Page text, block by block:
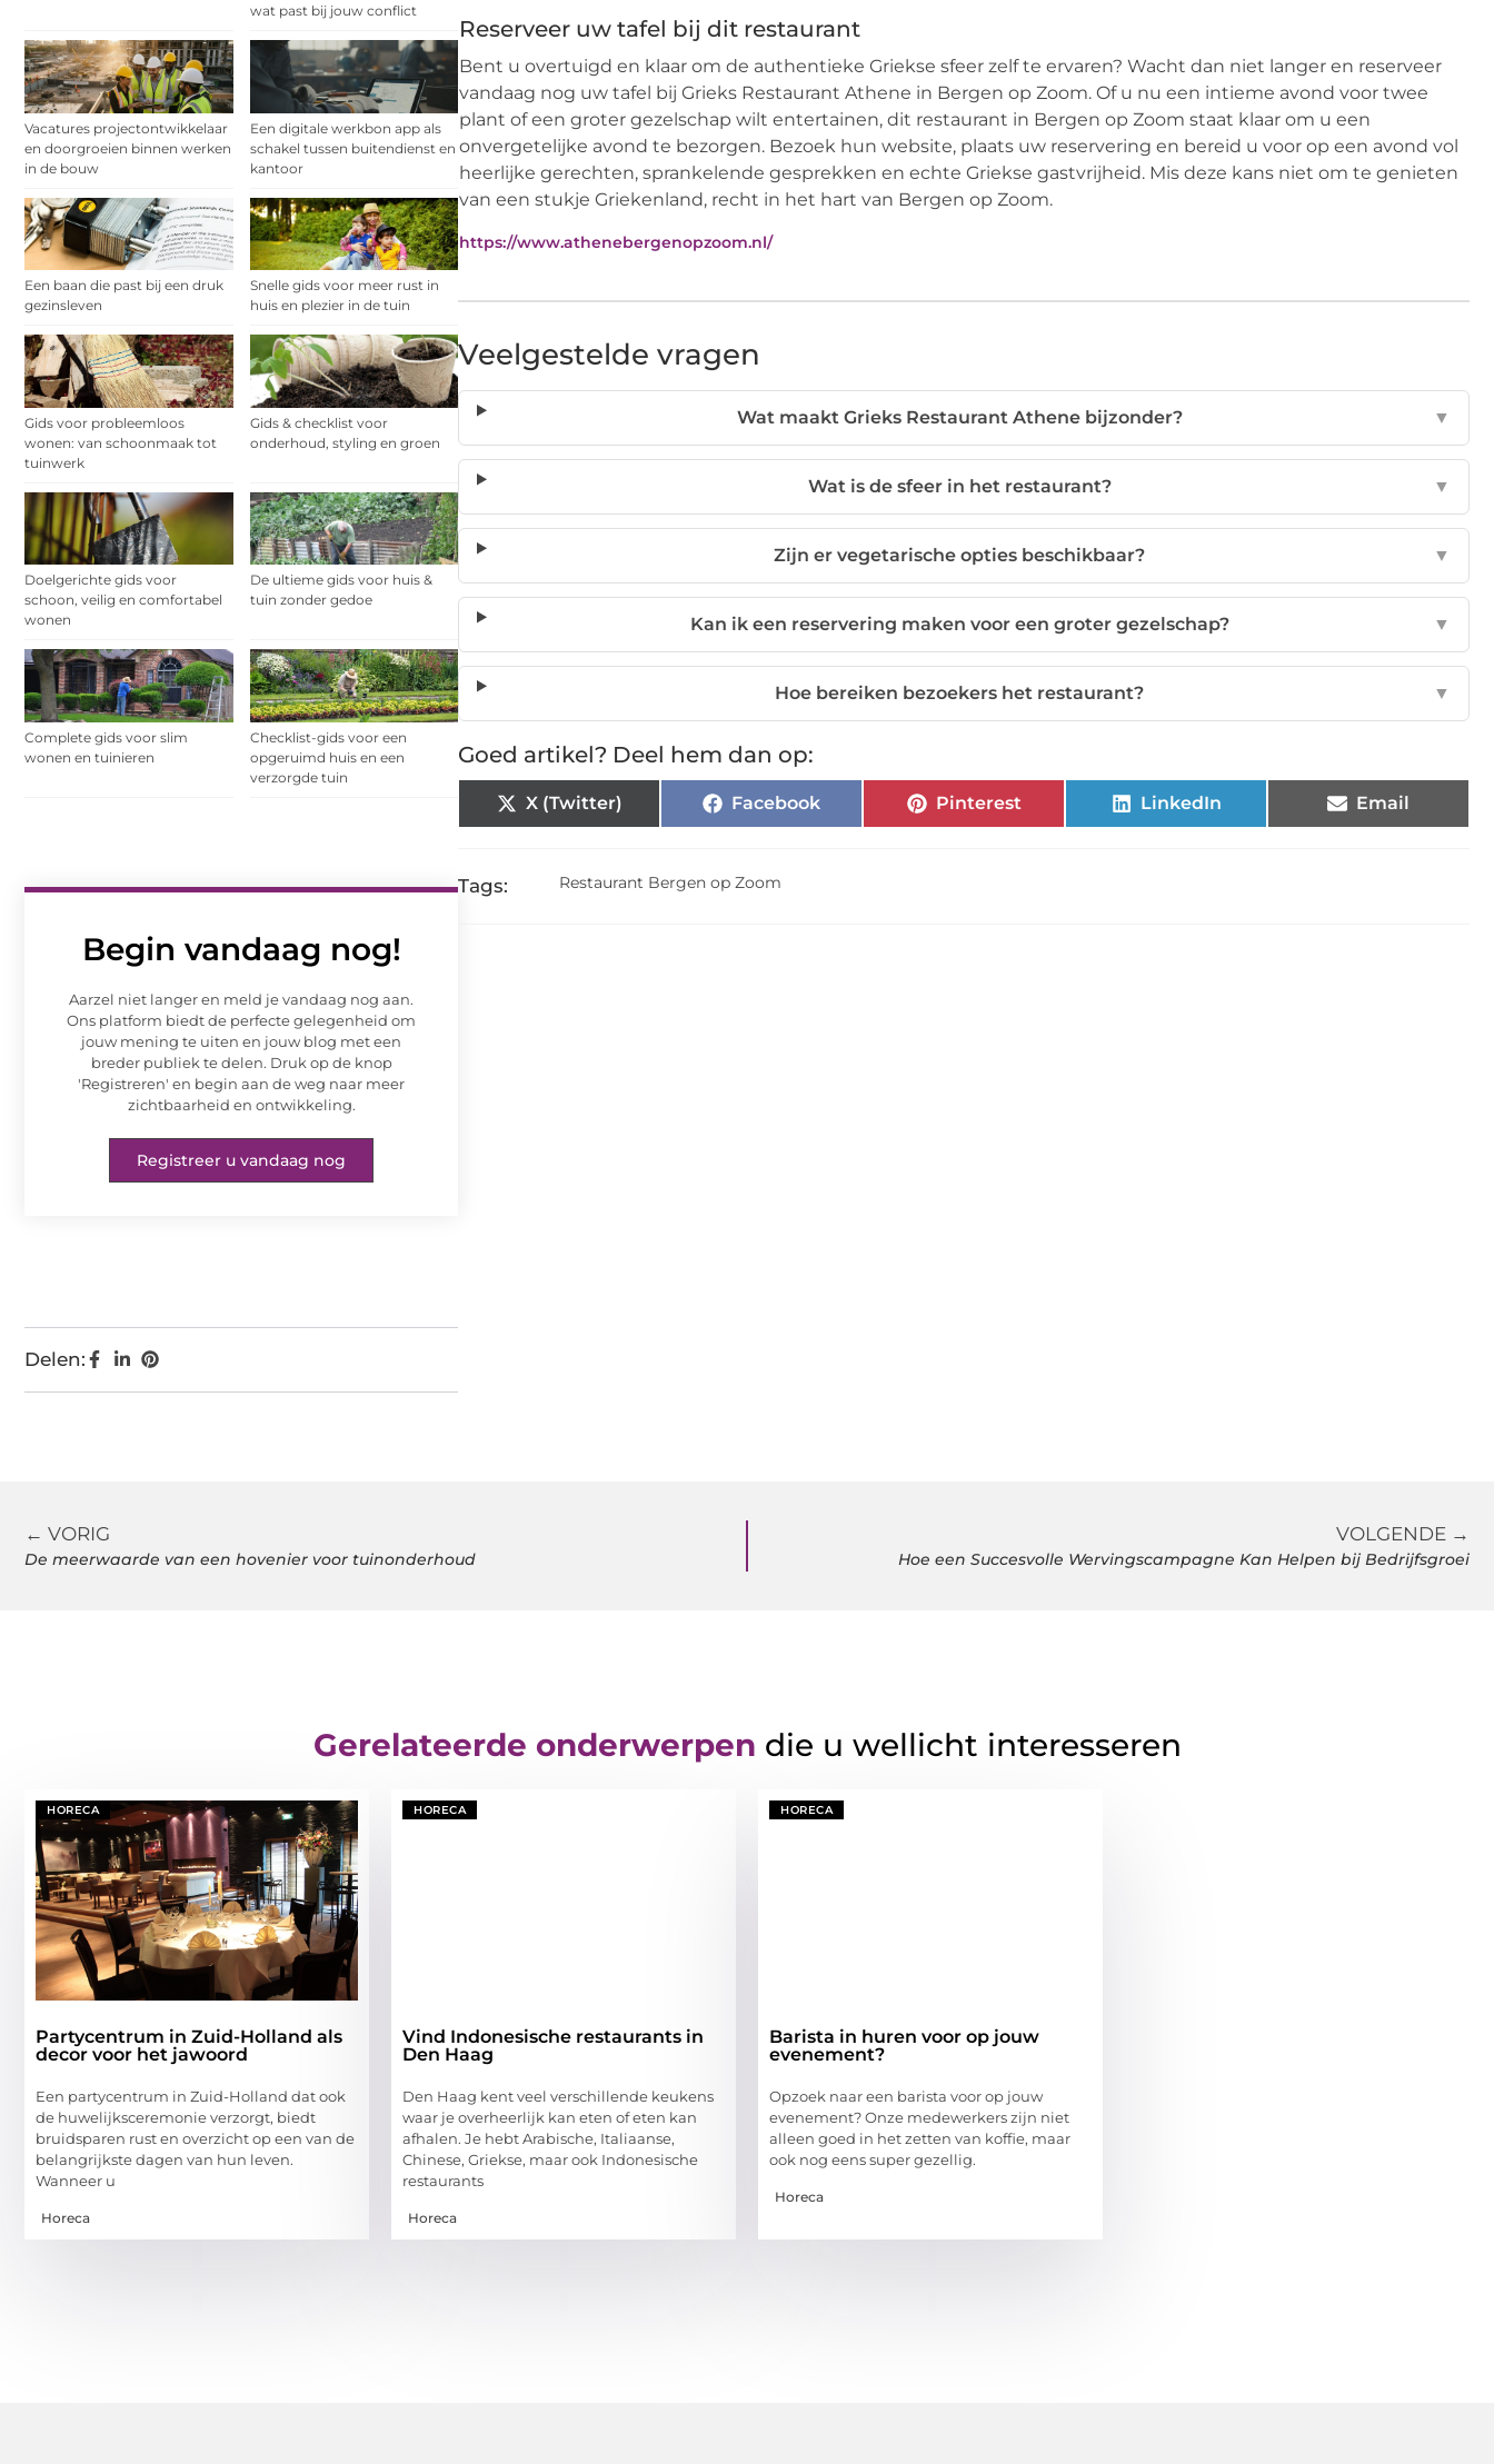
wat past bij jouw conflict
Vacatures projectontwikkelaar
en doorgroeien binnen werken
in de bouw
Een digitale werkbon app als
schakel tussen buitendienst en
kantoor
Een baan die past bij een druk
gezinsleven
Snelle gids voor meer rust in
huis en plezier in de tuin
Gids voor probleemloos
wonen: van schoonmaak tot
tuinwerk
Gids & checklist voor
onderhoud, styling en groen
Doelgerichte gids voor
schoon, veilig en comfortabel
wonen
De ultieme gids voor huis &
tuin zonder gedoe
Complete gids voor slim
wonen en tuinieren
Checklist-gids voor een
opgeruimd huis en een
verzorgde tuin
Begin vandaag nog!
Aarzel niet langer en meld je vandaag nog aan.
Ons platform biedt de perfecte gelegenheid om
jouw mening te uiten en jouw blog met een
breder publiek te delen. Druk op de knop
'Registreren' en begin aan de weg naar meer
zichtbaarheid en ontwikkeling.
Registreer u vandaag nog
Delen:
Reserveer uw tafel bij dit restaurant
Bent u overtuigd en klaar om de authentieke Griekse sfeer zelf te ervaren? Wacht dan niet langer en reserveer
vandaag nog uw tafel bij Grieks Restaurant Athene in Bergen op Zoom. Of u nu een intieme avond voor twee
plant of een groter gezelschap wilt entertainen, dit restaurant in Bergen op Zoom staat klaar om u een
onvergetelijke avond te bezorgen. Bezoek hun website, plaats uw reservering en bereid u voor op een avond vol
heerlijke gerechten, sprankelende gesprekken en echte Griekse gastvrijheid. Mis deze kans niet om te genieten
van een stukje Griekenland, recht in het hart van Bergen op Zoom.
https://www.athenebergenopzoom.nl/
Veelgestelde vragen
Wat maakt Grieks Restaurant Athene bijzonder? ▼
Wat is de sfeer in het restaurant? ▼
Zijn er vegetarische opties beschikbaar? ▼
Kan ik een reservering maken voor een groter gezelschap? ▼
Hoe bereiken bezoekers het restaurant? ▼
Goed artikel? Deel hem dan op:
X (Twitter) Facebook Pinterest LinkedIn Email
Tags: Restaurant Bergen op Zoom
← VORIG
De meerwaarde van een hovenier voor tuinonderhoud
VOLGENDE →
Hoe een Succesvolle Wervingscampagne Kan Helpen bij Bedrijfsgroei
Gerelateerde onderwerpen die u wellicht interesseren
HORECA
Partycentrum in Zuid-Holland als
decor voor het jawoord
Een partycentrum in Zuid-Holland dat ook
de huwelijksceremonie verzorgt, biedt
bruidsparen rust en overzicht op een van de
belangrijkste dagen van hun leven.
Wanneer u
Horeca
HORECA
Vind Indonesische restaurants in
Den Haag
Den Haag kent veel verschillende keukens
waar je overheerlijk kan eten of eten kan
afhalen. Je hebt Arabische, Italiaanse,
Chinese, Griekse, maar ook Indonesische
restaurants
Horeca
HORECA
Barista in huren voor op jouw
evenement?
Opzoek naar een barista voor op jouw
evenement? Onze medewerkers zijn niet
alleen goed in het zetten van koffie, maar
ook nog eens super gezellig.
Horeca